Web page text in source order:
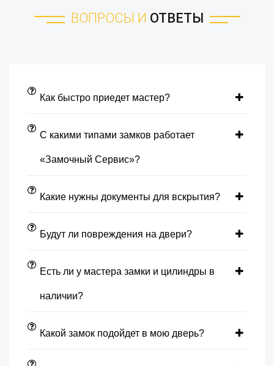
ВОПРОСЫ И ОТВЕТЫ
Как быстро приедет мастер?
С какими типами замков работает
«Замочный Сервис»?
Какие нужны документы для вскрытия?
Будут ли повреждения на двери?
Есть ли у мастера замки и цилиндры в
наличии?
Какой замок подойдет в мою дверь?